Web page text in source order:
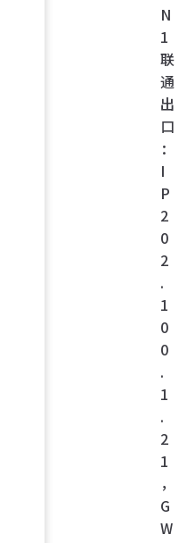
N
1
联
通
出
口
：
I
P
2
0
2
.
1
0
0
.
1
.
2
1
，
G
W